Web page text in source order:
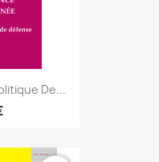
De...